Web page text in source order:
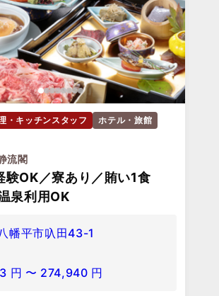
・キッチンスタッフ
ホテル・旅館
流閣
験OK／寮あり／賄い1食
泉利用OK
幡平市叺田43-1
円 〜 274,940 円